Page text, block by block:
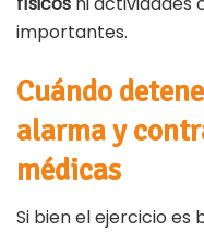
importantes.
Cuándo
alarma y
médicas
Si bien el ejercicio es